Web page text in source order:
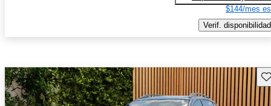
$144/mes
Verif. disponibilidad